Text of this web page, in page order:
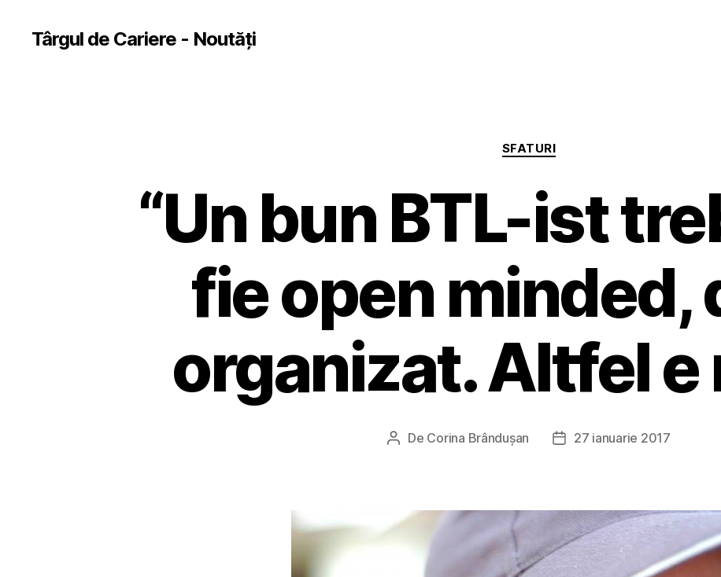
Târgul de Cariere - Noutăți
Categorii
SFATURI
“Un bun BTL-ist
fie open minded,
organizat. Altfel e
Autor
De Corina Brândușan
Dată27 ianuarie 2017